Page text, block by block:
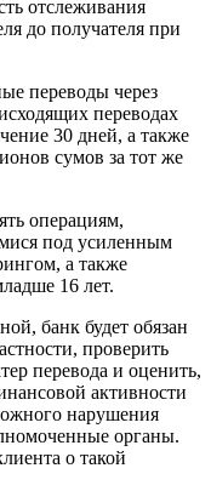
отслеживания
до получателя при
переводы через
переводах
30 дней, а также
сумов за тот же
операциям,
под усиленным
а также
16 лет.
банк будет обязан
проверить
перевода и оценить,
активности
нарушения
органы.
о такой